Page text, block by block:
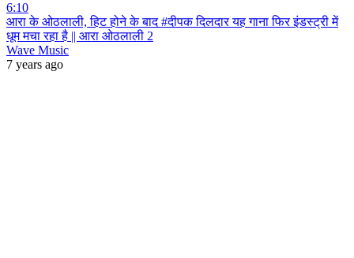
6:10
आरा के ओठलाली, हिट होने के बाद #दीपक दिलदार यह गाना फिर इंडस्ट्री में
धूम मचा रहा है || आरा ओठलाली 2
Wave Music
7 years ago